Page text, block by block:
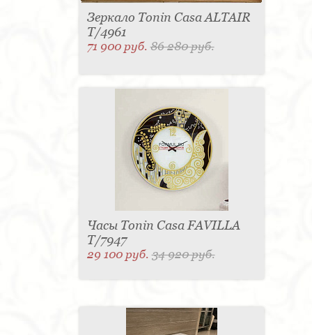
Зеркало Tonin Casa ALTAIR
T/4961
71 900 руб.86 280 руб.
Часы Tonin Casa FAVILLA
T/7947
29 100 руб.34 920 руб.